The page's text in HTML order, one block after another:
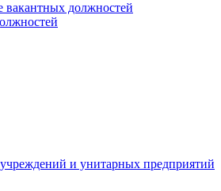
вакантных должностей
и унитарных предприятий